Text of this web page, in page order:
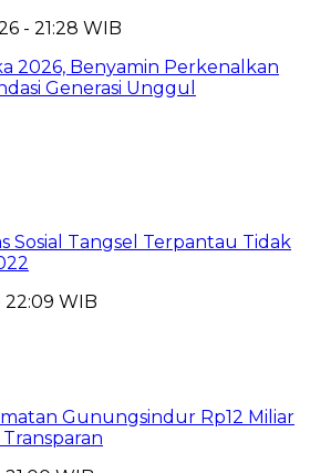
- 21:28 WIB
2026, Benyamin Perkenalkan
Generasi Unggul
Sosial Tangsel Terpantau Tidak
WIB
Gunungsindur Rp12 Miliar